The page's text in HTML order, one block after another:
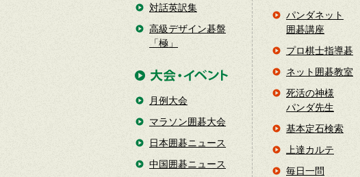
対話英訳集
高級デザイン碁盤
「極」
月例大会
マラソン囲碁大会
日本囲碁ニュース
中国囲碁ニュース
パンダネット
囲碁講座
プロ棋士指導碁
ネット囲碁教室
死活の神様
パンダ先生
基本定石検索
上達カルテ
毎日一問